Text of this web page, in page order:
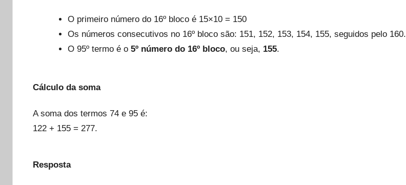
O primeiro número do 16º bloco é 15×10 = 150
Os números consecutivos no 16º bloco são: 151, 152, 153, 154, 155, seguidos pelo 160.
O 95º termo é o 5º número do 16º bloco, ou seja, 155.
Cálculo da soma
A soma dos termos 74 e 95 é:
122 + 155 = 277.
Resposta